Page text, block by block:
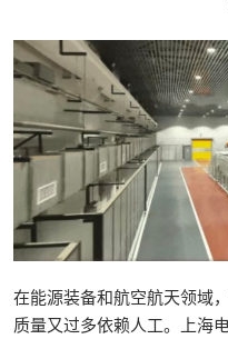
在能源装备和航空航天领域
质量又过多依赖人工。上海